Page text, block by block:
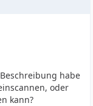
habe
oder
kann?